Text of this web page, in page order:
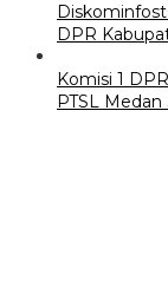
DPR
Komisi 1
PTSL Medan